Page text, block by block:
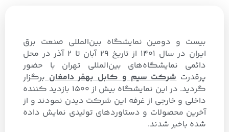
بیست و دومین نمایشگاه بین‌المللی صنعت برق
ایران در سال 1401 از تاریخ 29 آبان تا 2 آذر در محل
دائمی نمایشگاه‌های بین‌المللی تهران با حضور
پرقدرتشرکت سیم و کابل بهفر دامغانبرگزار
گردید. در این نمایشگاه بیش از 1500 بازدید کننده
داخلی و خارجی از غرفه این شرکت دیدن نمودند و از
آخرین محصولات و دستاوردهای تولیدی نمایش داده
شده باخبر شدند.